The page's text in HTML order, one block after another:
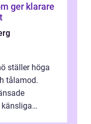
ger klarare
ställer höga
tålamod.